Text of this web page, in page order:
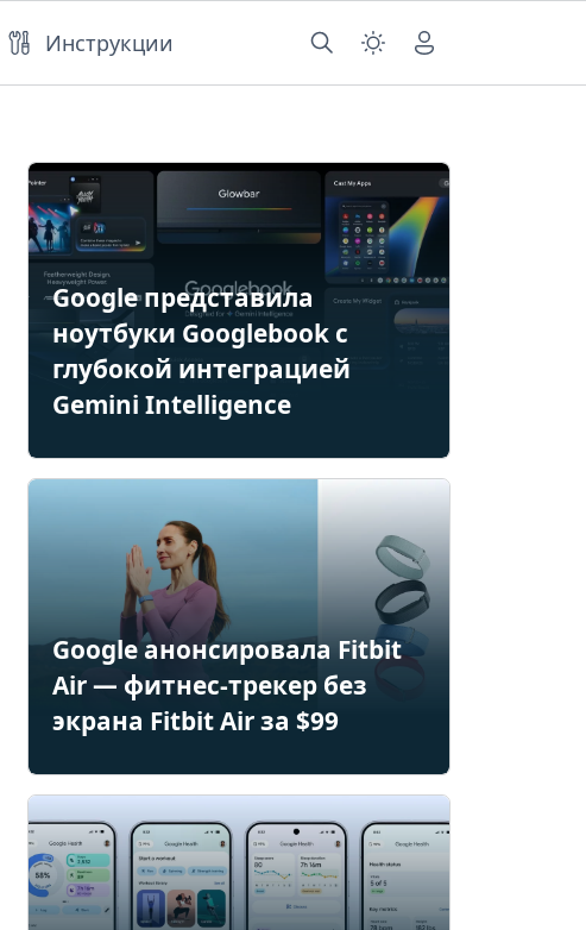
Инструкции
Google представила
ноутбуки Googlebook с
глубокой интеграцией
Gemini Intelligence
Google анонсировала Fitbit
Air — фитнес-трекер без
экрана Fitbit Air за $99